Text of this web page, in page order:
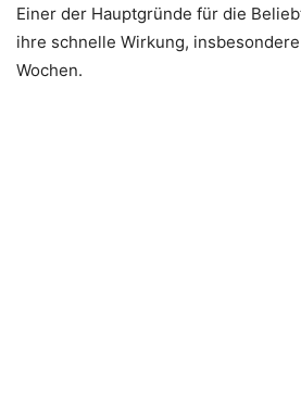
Einer der Hauptgründe für die
ihre schnelle Wirkung,
Wochen.